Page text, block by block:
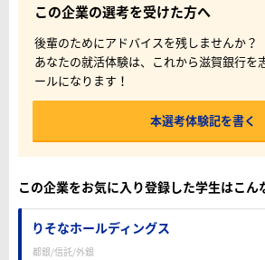
この企業の選考を受けた方へ
後輩のためにアドバイスを残しませんか？
あなたの就活体験は、これから滋賀銀行を
ールになります！
本選考体験記を書く
この企業をお気に入り登録した学生はこん
りそなホールディングス
都銀/信託/外銀